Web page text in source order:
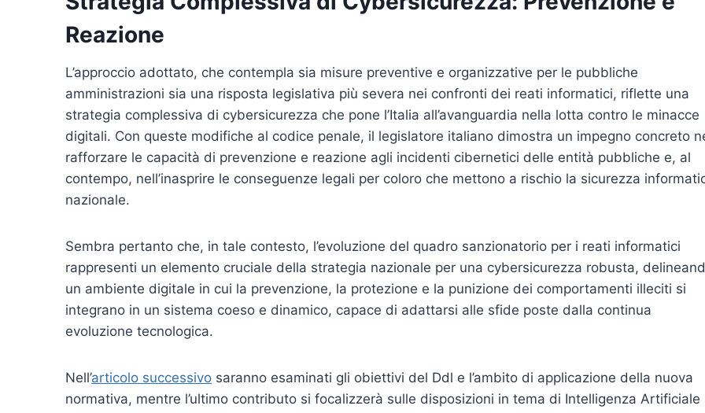
Reazione
L’approccio adottato, che contempla sia misure preventive e organizzative per le pubbliche
amministrazioni sia una risposta legislativa più severa nei confronti dei reati informatici, riflette una
strategia complessiva di cybersicurezza che pone l’Italia all’avanguardia nella lotta contro le minacce
digitali. Con queste modifiche al codice penale, il legislatore italiano dimostra un impegno concreto
rafforzare le capacità di prevenzione e reazione agli incidenti cibernetici delle entità pubbliche e, al
contempo, nell’inasprire le conseguenze legali per coloro che mettono a rischio la sicurezza
nazionale.
Sembra pertanto che, in tale contesto, l’evoluzione del quadro sanzionatorio per i reati informatici
rappresenti un elemento cruciale della strategia nazionale per una cybersicurezza robusta,
un ambiente digitale in cui la prevenzione, la protezione e la punizione dei comportamenti illeciti si
integrano in un sistema coeso e dinamico, capace di adattarsi alle sfide poste dalla continua
evoluzione tecnologica.
Nell’articolo successivo saranno esaminati gli obiettivi del Ddl e l’ambito di applicazione della nuova
normativa, mentre l’ultimo contributo si focalizzerà sulle disposizioni in tema di Intelligenza Artificiale